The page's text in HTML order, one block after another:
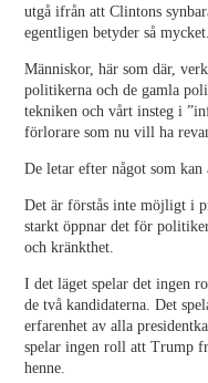
utgå ifrån att Clintons
egentligen betyder så mycket.
Människor, här som där,
politikerna och de gamla
tekniken och vårt insteg i
förlorare som nu vill ha
De letar efter något som
Det är förstås inte möjligt i
starkt öppnar det för
och kränkthet.
I det läget spelar det ingen
de två kandidaterna. Det
erfarenhet av alla
spelar ingen roll att Trump
henne.